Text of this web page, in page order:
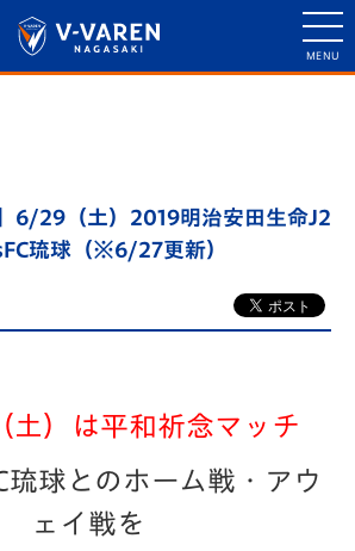
6/29（土）2019明治安田生命J2
琉球（※6/27更新）
土）は平和祈念マッチ
琉球とのホーム戦・アウ
ェイ戦を